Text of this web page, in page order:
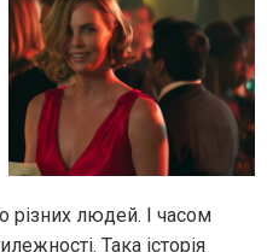
різних людей. І часом
Така історія